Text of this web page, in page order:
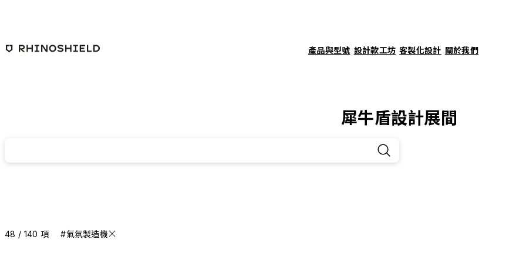
產品與型號 設計款工坊 客製化設計 關於我們
犀牛盾設計展間
48 / 140 項 #氣氛製造機